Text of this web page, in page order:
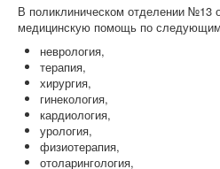
В поликлиническом отделении №13
медицинскую помощь по
неврология,
терапия,
хирургия,
гинекология,
кардиология,
урология,
физиотерапия,
отоларингология,